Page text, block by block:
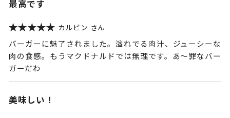
最高です
カルビン
バーガーに魅了されました。溢れでる肉汁、ジューシーな
肉の食感。もうマクドナルドでは無理です。あ〜罪なバー
ガーだわ
美味しい！